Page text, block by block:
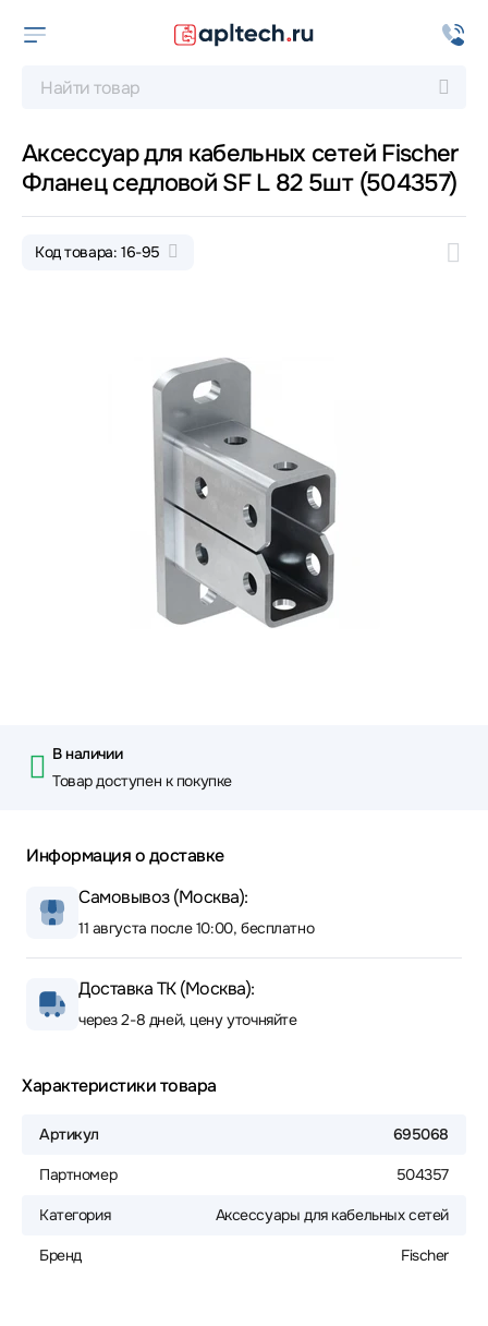
Аксессуар для кабельных сетей Fischer
Фланец седловой SF L 82 5шт (504357)
Код товара: 16-95
В наличии
Товар доступен к покупке
Информация о доставке
Самовывоз (Москва):
11 августа после 10:00, бесплатно
Доставка ТК (Москва):
через 2-8 дней, цену уточняйте
Характеристики товара
Артикул 695068
Партномер 504357
Категория Аксессуары для кабельных сетей
Бренд Fischer